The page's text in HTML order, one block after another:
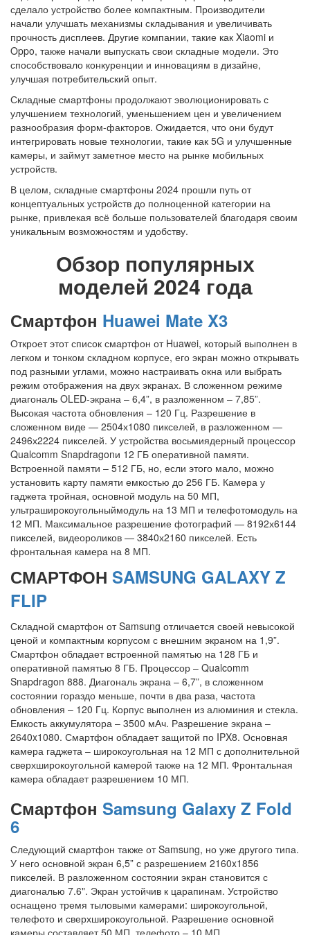
сделало устройство более компактным. Производители
начали улучшать механизмы складывания и увеличивать
прочность дисплеев. Другие компании, такие как Xiaomi и
Oppo, также начали выпускать свои складные модели. Это
способствовало конкуренции и инновациям в дизайне,
улучшая потребительский опыт.
Складные смартфоны продолжают эволюционировать с
улучшением технологий, уменьшением цен и увеличением
разнообразия форм-факторов. Ожидается, что они будут
интегрировать новые технологии, такие как 5G и улучшенные
камеры, и займут заметное место на рынке мобильных
устройств.
В целом, складные смартфоны 2024 прошли путь от
концептуальных устройств до полноценной категории на
рынке, привлекая всё больше пользователей благодаря своим
уникальным возможностям и удобству.
Обзор популярных
моделей 2024 года
Смартфон Huawei Mate X3
Откроет этот список смартфон от Huawei, который выполнен в
легком и тонком складном корпусе, его экран можно открывать
под разными углами, можно настраивать окна или выбрать
режим отображения на двух экранах. В сложенном режиме
диагональ OLED-экрана – 6,4”, в разложенном – 7,85”.
Высокая частота обновления – 120 Гц. Разрешение в
сложенном виде — 2504х1080 пикселей, в разложенном —
2496х2224 пикселей. У устройства восьмиядерный процессор
Qualcomm Snapdragonи 12 ГБ оперативной памяти.
Встроенной памяти – 512 ГБ, но, если этого мало, можно
установить карту памяти емкостью до 256 ГБ. Камера у
гаджета тройная, основной модуль на 50 МП,
ультраширокоугольныймодуль на 13 МП и телефотомодуль на
12 МП. Максимальное разрешение фотографий — 8192х6144
пикселей, видеороликов — 3840х2160 пикселей. Есть
фронтальная камера на 8 МП.
СМАРТФОН SAMSUNG GALAXY Z
FLIP
Складной смартфон от Samsung отличается своей невысокой
ценой и компактным корпусом с внешним экраном на 1,9”.
Смартфон обладает встроенной памятью на 128 ГБ и
оперативной памятью 8 ГБ. Процессор – Qualcomm
Snapdragon 888. Диагональ экрана – 6,7”, в сложенном
состоянии гораздо меньше, почти в два раза, частота
обновления – 120 Гц. Корпус выполнен из алюминия и стекла.
Емкость аккумулятора – 3500 мАч. Разрешение экрана –
2640x1080. Смартфон обладает защитой по IPX8. Основная
камера гаджета – широкоугольная на 12 МП с дополнительной
сверхширокоугольной камерой также на 12 МП. Фронтальная
камера обладает разрешением 10 МП.
Смартфон Samsung Galaxy Z Fold
6
Следующий смартфон также от Samsung, но уже другого типа.
У него основной экран 6,5” с разрешением 2160x1856
пикселей. В разложенном состоянии экран становится с
диагональю 7.6". Экран устойчив к царапинам. Устройство
оснащено тремя тыловыми камерами: широкоугольной,
телефото и сверхширокоугольной. Разрешение основной
камеры составляет 50 МП, телефото – 10 МП,